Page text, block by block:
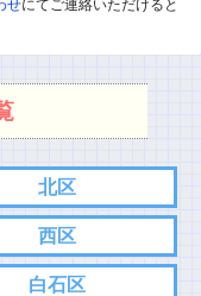
コメント欄ではなく
ご連絡お願い致しま
。
せにてご連絡いただけると
北区
西区
白石区